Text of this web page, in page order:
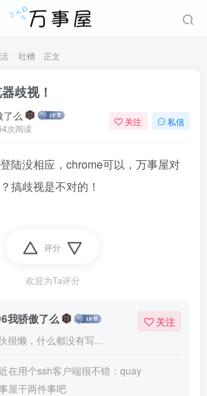
吐槽 正文
歧视！
么
次阅读
关注 私信
陆没相应，chrome可以，万事屋对
搞歧视是不对的！
评分
欢迎为Ta评分
我骄傲了么
很懒，什么都没有写...
关注
在用个ssh客户端很不错：quay
屋干两件事吧